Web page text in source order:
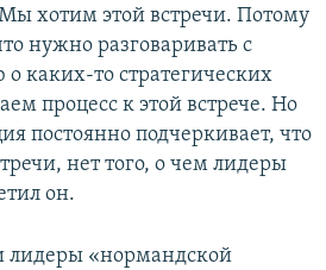
хотим этой встречи. Потому
нужно разговаривать с
каких-то стратегических
процесс к этой встрече. Но
постоянно подчеркивает, что
нет того, о чем лидеры
он.
лидеры «нормандской